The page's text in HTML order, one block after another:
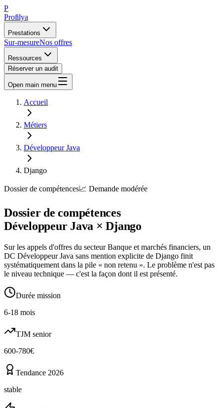
P
Profilya
Prestations
Sur-mesureNos offres
Ressources
Réserver un audit
Open main menu
Accueil
Métiers
Développeur Java
Django
Dossier de compétences📈 Demande modérée
Dossier de compétences
Développeur Java ×Django
Sur les appels d'offres du secteur Banque et marchés financiers, un
DC Développeur Java sans mention explicite de Django finit
systématiquement dans la pile « non retenu ». Le problème n'est pas
le niveau technique — c'est la façon dont il est présenté.
Durée mission
6-18 mois
TJM senior
600-780€
Tendance 2026
stable